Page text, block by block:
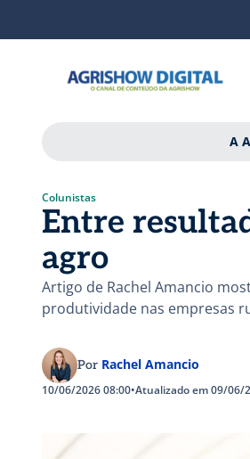
A
Colunistas
Entre
agro
Artigo de Rachel Amancio
produtividade nas empresas
Por Rachel Amancio
10/06/2026 08:00•Atualizado em 09/06/